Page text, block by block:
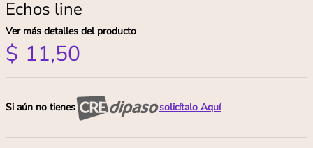
Echos line
Ver más detalles del producto
$ 11,50
Si aún no tienes solicítalo Aquí